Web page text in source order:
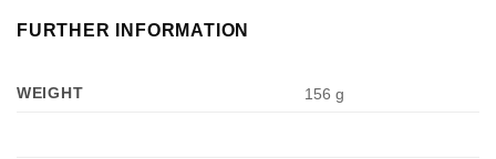
FURTHER INFORMATION
WEIGHT 156 g